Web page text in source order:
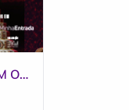
GALA CONCERT COM OKSANA BONDAREVA E THE MOSCOW BALLET EM LONDRINA